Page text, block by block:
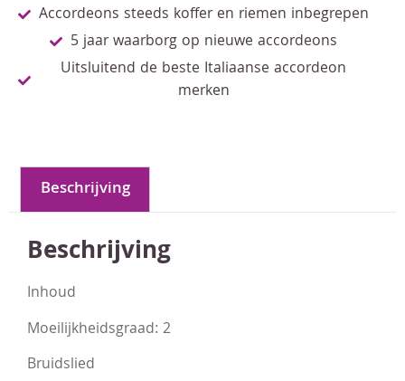
Accordeons steeds koffer en riemen inbegrepen
5 jaar waarborg op nieuwe accordeons
Uitsluitend de beste Italiaanse accordeon
merken
Beschrijving
Beschrijving
Inhoud
Moeilijkheidsgraad: 2
Bruidslied